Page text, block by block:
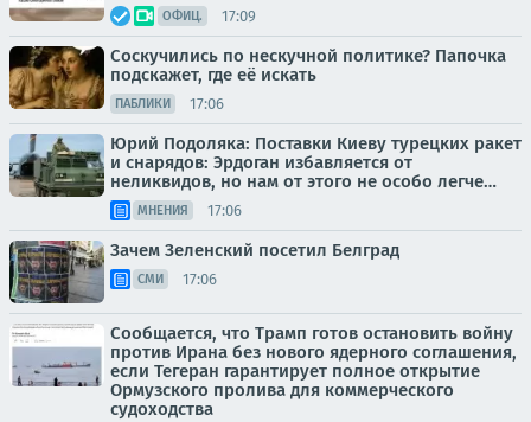
ОФИЦ. 17:09
Соскучились по нескучной политике? Папочка
подскажет, где её искать
ПАБЛИКИ 17:06
Юрий Подоляка: Поставки Киеву турецких ракет
и снарядов: Эрдоган избавляется от
неликвидов, но нам от этого не особо легче…
МНЕНИЯ 17:06
Зачем Зеленский посетил Белград
СМИ 17:06
Сообщается, что Трамп готов остановить войну
против Ирана без нового ядерного соглашения,
если Тегеран гарантирует полное открытие
Ормузского пролива для коммерческого
судоходства